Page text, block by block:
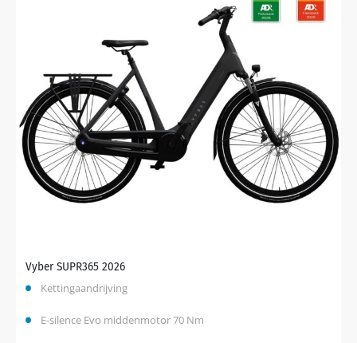
Vyber SUPR365 2026
Kettingaandrijving
E-silence Evo middenmotor 70 Nm